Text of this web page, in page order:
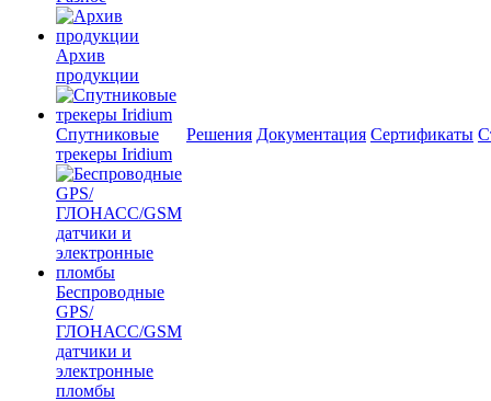
Архив
продукции
Спутниковые
трекеры Iridium
Беспроводные
GPS/
ГЛОНАСС/GSM
датчики и
электронные
пломбы
Решения Документация Сертификаты